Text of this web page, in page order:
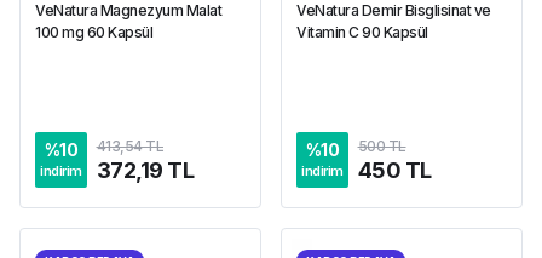
VeNatura Magnezyum Malat
100 mg 60 Kapsül
%10
indirim
413,54 TL
372,19 TL
VeNatura Demir Bisglisinat ve
Vitamin C 90 Kapsül
%10
indirim
500 TL
450 TL